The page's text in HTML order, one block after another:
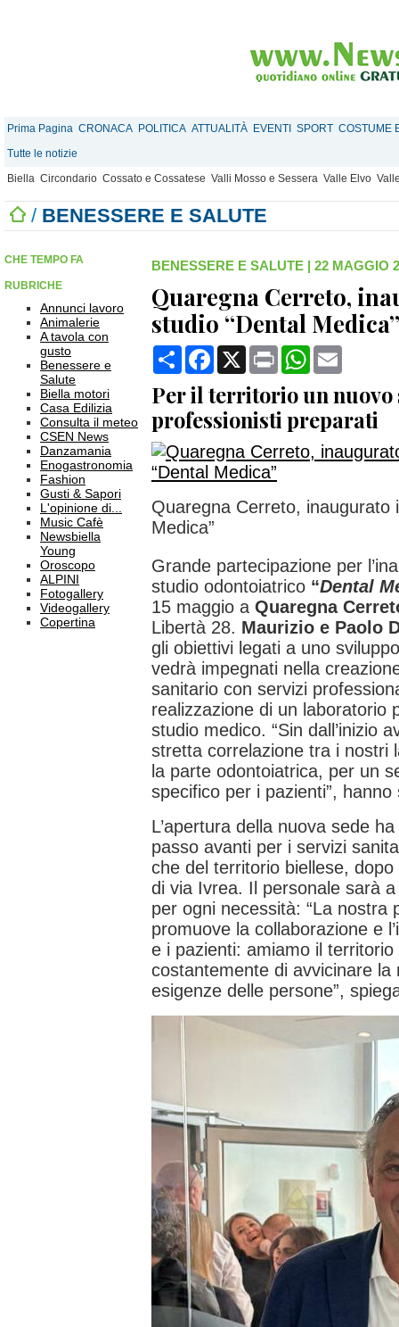
Prima Pagina CRONACA POLITICA ATTUALITÀ EVENTI SPORT COSTUME
Tutte le notizie
Biella Circondario Cossato e Cossatese Valli Mosso e Sessera Valle Elvo
/ BENESSERE E SALUTE
CHE TEMPO FA
RUBRICHE
Annunci lavoro
Animalerie
A tavola con
gusto
Benessere e
Salute
Biella motori
Casa Edilizia
Consulta il meteo
CSEN News
Danzamania
Enogastronomia
Fashion
Gusti & Sapori
L'opinione di...
Music Cafè
Newsbiella
Young
Oroscopo
ALPINI
Fotogallery
Videogallery
Copertina
BENESSERE E SALUTE | 22 MAGGIO
Quaregna Cerreto,
studio “Dental
CondividiFacebook
X Print WhatsApp
Per il territorio un nuovo
professionisti preparati
Quaregna Cerreto, inaugurato
Medica”
Grande partecipazione per
studio odontoiatrico “Dental
15 maggio a Quaregna
Libertà 28. Maurizio e Paolo
gli obiettivi legati a uno
vedrà impegnati nella
sanitario con servizi
realizzazione di un laboratorio
studio medico. “Sin dall’inizio
stretta correlazione tra i nostri
la parte odontoiatrica, per un
specifico per i pazienti”, hanno
L’apertura della nuova sede
passo avanti per i servizi
che del territorio biellese,
di via Ivrea. Il personale sarà
per ogni necessità: “La nostra
promuove la collaborazione e
e i pazienti: amiamo il
costantemente di avvicinare la
esigenze delle persone”,